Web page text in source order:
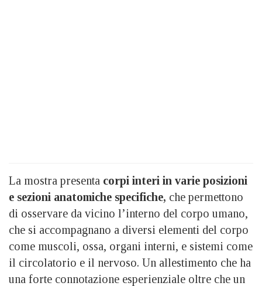
La mostra presenta corpi interi in varie posizioni
e sezioni anatomiche specifiche, che permettono
di osservare da vicino l’interno del corpo umano,
che si accompagnano a diversi elementi del corpo
come muscoli, ossa, organi interni, e sistemi come
il circolatorio e il nervoso. Un allestimento che ha
una forte connotazione esperienziale oltre che un